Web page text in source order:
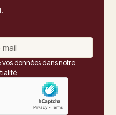
vos données dans notre